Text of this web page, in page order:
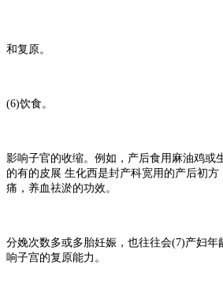
和复原。
(6)饮食。
影响子官的收缩。例如，产后食用麻油鸡或
的有的皮展 生化西是封产科宽用的产后初方
痛，养血祛淤的功效。
分娩次数多或多胎妊娠，也往往会(7)产妇年
响子宫的复原能力。